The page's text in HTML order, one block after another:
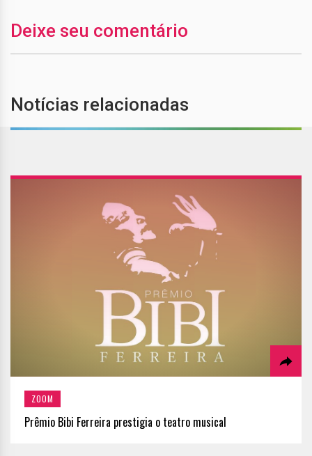
Deixe seu comentário
Notícias relacionadas
ZOOM
Prêmio Bibi Ferreira prestigia o teatro musical